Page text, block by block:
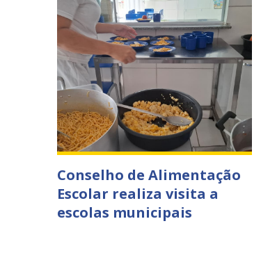
Conselho de Alimentação
Escolar realiza visita a
escolas municipais